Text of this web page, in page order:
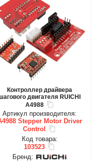
Контроллер драйвера
двигателя RUICHI
A4988
Артикул производителя:
Stepper Motor Driver
Control
Код товара:
103523
Бренд: